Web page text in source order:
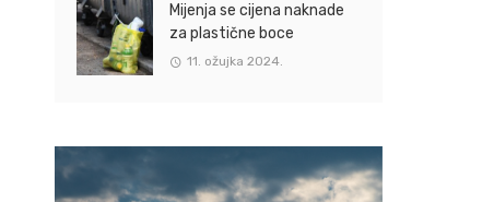
Mijenja se cijena naknade
za plastične boce
11. ožujka 2024.